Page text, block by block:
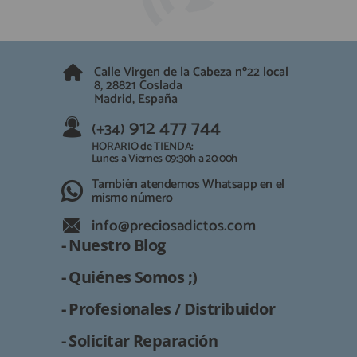
912 477 744
HORARIO de TIENDA:
Lunes a Viernes 09:30h a 20:00h
También atendemos Whatsapp
info@preciosadictos.com
Calle Virgen de la Cabeza nº22 local
8, 28821 Coslada
Madrid, España
(+34) 912 477 744
HORARIO de TIENDA:
Lunes a Viernes 09:30h a 20:00h
También atendemos Whatsapp en el
mismo número
info@preciosadictos.com
- Nuestro Blog
- Quiénes Somos ;)
- Profesionales / Distribuidor
- Solicitar Reparación